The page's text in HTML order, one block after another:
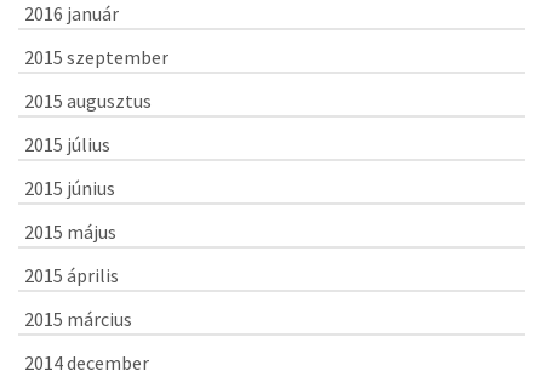
2016 január
2015 szeptember
2015 augusztus
2015 július
2015 június
2015 május
2015 április
2015 március
2014 december